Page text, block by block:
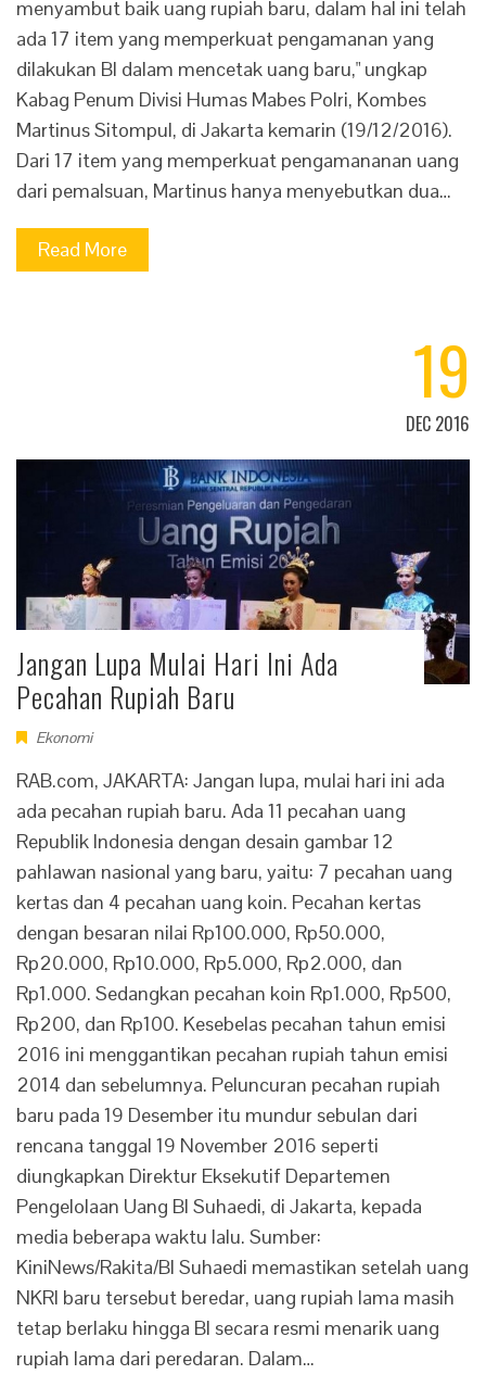
menyambut baik uang rupiah baru, dalam hal ini telah
ada 17 item yang memperkuat pengamanan yang
dilakukan BI dalam mencetak uang baru," ungkap
Kabag Penum Divisi Humas Mabes Polri, Kombes
Martinus Sitompul, di Jakarta kemarin (19/12/2016).
Dari 17 item yang memperkuat pengamananan uang
dari pemalsuan, Martinus hanya menyebutkan dua…
Read More
19
DEC 2016
Jangan Lupa Mulai Hari Ini Ada
Pecahan Rupiah Baru
Ekonomi
RAB.com, JAKARTA: Jangan lupa, mulai hari ini ada
ada pecahan rupiah baru. Ada 11 pecahan uang
Republik Indonesia dengan desain gambar 12
pahlawan nasional yang baru, yaitu: 7 pecahan uang
kertas dan 4 pecahan uang koin. Pecahan kertas
dengan besaran nilai Rp100.000, Rp50.000,
Rp20.000, Rp10.000, Rp5.000, Rp2.000, dan
Rp1.000. Sedangkan pecahan koin Rp1.000, Rp500,
Rp200, dan Rp100. Kesebelas pecahan tahun emisi
2016 ini menggantikan pecahan rupiah tahun emisi
2014 dan sebelumnya. Peluncuran pecahan rupiah
baru pada 19 Desember itu mundur sebulan dari
rencana tanggal 19 November 2016 seperti
diungkapkan Direktur Eksekutif Departemen
Pengelolaan Uang BI Suhaedi, di Jakarta, kepada
media beberapa waktu lalu. Sumber:
KiniNews/Rakita/BI Suhaedi memastikan setelah uang
NKRI baru tersebut beredar, uang rupiah lama masih
tetap berlaku hingga BI secara resmi menarik uang
rupiah lama dari peredaran. Dalam…